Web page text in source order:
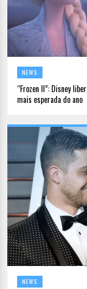
NEWS
“Frozen II”: Disney
mais esperada do ano
NEWS